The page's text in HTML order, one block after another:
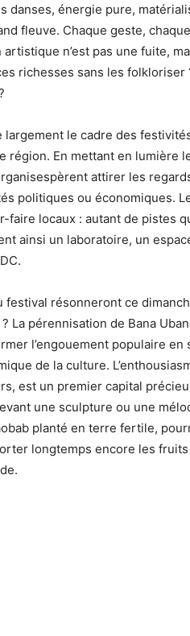
danses, énergie pure,
fleuve. Chaque geste,
n’est pas une fuite,
richesses sans les
largement le cadre des
région. En mettant en lumière
attirer les
politiques ou économiques.
faire locaux : autant de pistes
ainsi un laboratoire, un
résonneront ce
La pérennisation de Bana
l’engouement populaire
de la culture.
est un premier capital
une sculpture ou une
planté en terre fertile,
longtemps encore les